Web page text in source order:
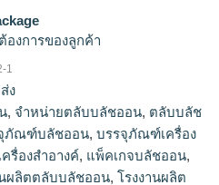
งการของลูกค้า
ตตลับบลัชออน,ขายส่งตลับบลัช
1
ง
, จำหน่ายตลับบลัชออน, ตลับบลัช
ภัณฑ์บลัชออน, บรรจุภัณฑ์เครื่อง
ครื่องสำอางค์, แพ็คเกจบลัชออน,
นผลิตตลับบลัชออน, โรงงานผลิต